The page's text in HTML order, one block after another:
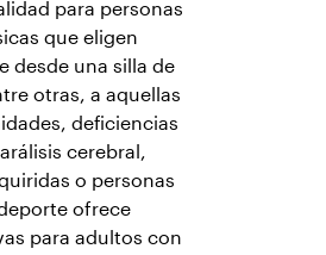
para personas
que eligen
desde una silla de
otras, a aquellas
deficiencias
cerebral,
o personas
ofrece
para adultos con